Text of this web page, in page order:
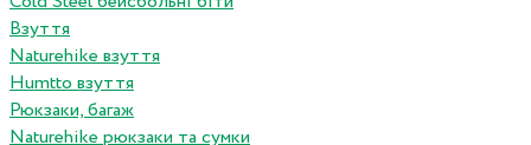
Взуття
Naturehike взуття
Humtto взуття
Рюкзаки, багаж
Naturehike рюкзаки та сумки